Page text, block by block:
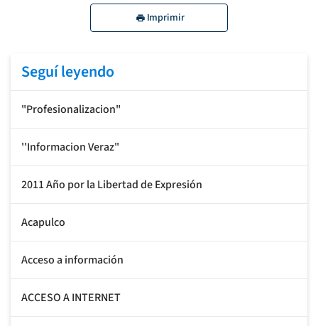
Imprimir
Seguí leyendo
"Profesionalizacion"
''Informacion Veraz"
2011 Año por la Libertad de Expresión
Acapulco
Acceso a información
ACCESO A INTERNET